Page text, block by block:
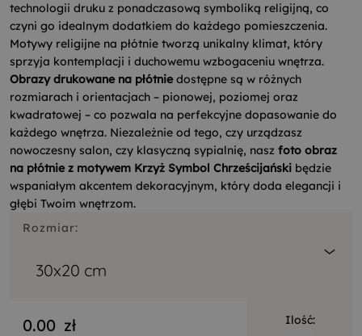
technologii druku z ponadczasową symboliką religijną, co
czyni go idealnym dodatkiem do każdego pomieszczenia.
Motywy religijne na płótnie tworzą unikalny klimat, który
sprzyja kontemplacji i duchowemu wzbogaceniu wnętrza.
Obrazy drukowane na płótnie dostępne są w różnych
rozmiarach i orientacjach – pionowej, poziomej oraz
kwadratowej – co pozwala na perfekcyjne dopasowanie do
każdego wnętrza. Niezależnie od tego, czy urządzasz
nowoczesny salon, czy klasyczną sypialnię, nasz foto obraz
na płótnie z motywem Krzyż Symbol Chrześcijański będzie
wspaniałym akcentem dekoracyjnym, który doda elegancji i
głębi Twoim wnętrzom.
Rozmiar:
30x20 cm
0.00 zł Ilość: